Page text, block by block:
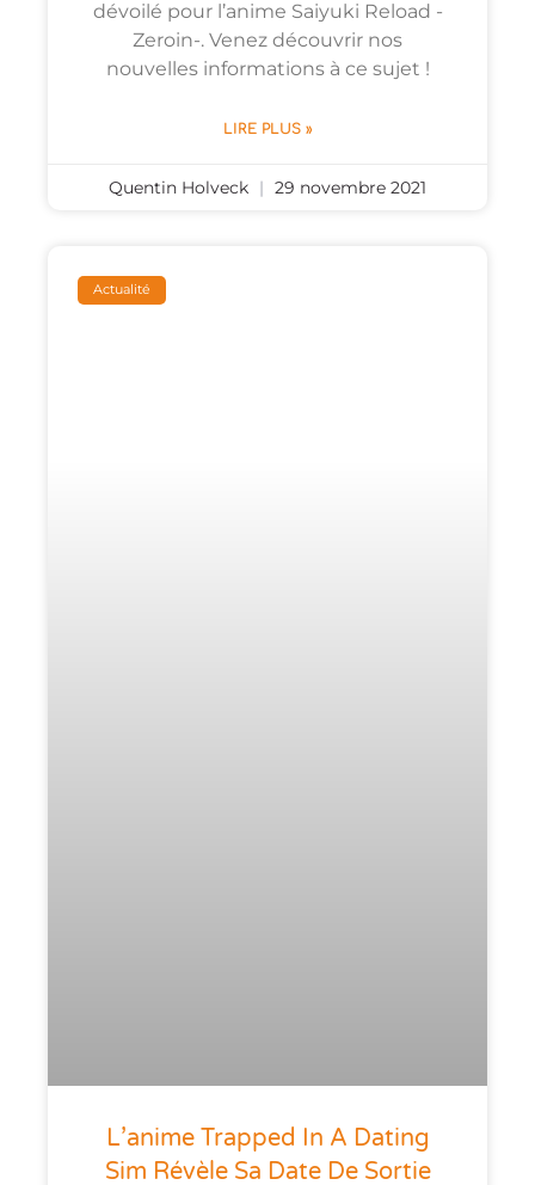
dévoilé pour l’anime Saiyuki Reload -
Zeroin-. Venez découvrir nos
nouvelles informations à ce sujet !
LIRE PLUS »
Quentin Holveck 29 novembre 2021
Actualité
L’anime Trapped In A Dating
Sim Révèle Sa Date De Sortie